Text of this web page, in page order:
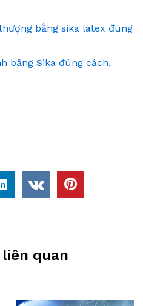
bằng sika latex đúng
bằng Sika đúng cách,
quan